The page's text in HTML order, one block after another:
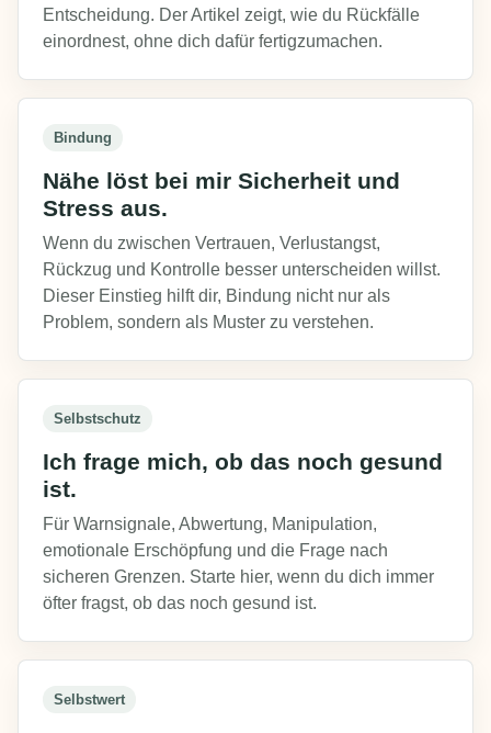
Entscheidung. Der Artikel zeigt, wie du Rückfälle
einordnest, ohne dich dafür fertigzumachen.
Bindung
Nähe löst bei mir Sicherheit und
Stress aus.
Wenn du zwischen Vertrauen, Verlustangst,
Rückzug und Kontrolle besser unterscheiden willst.
Dieser Einstieg hilft dir, Bindung nicht nur als
Problem, sondern als Muster zu verstehen.
Selbstschutz
Ich frage mich, ob das noch gesund
ist.
Für Warnsignale, Abwertung, Manipulation,
emotionale Erschöpfung und die Frage nach
sicheren Grenzen. Starte hier, wenn du dich immer
öfter fragst, ob das noch gesund ist.
Selbstwert